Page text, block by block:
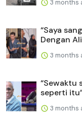
3 months
“Saya
Dengan
3 months
“Sewaktu
seperti
3 months